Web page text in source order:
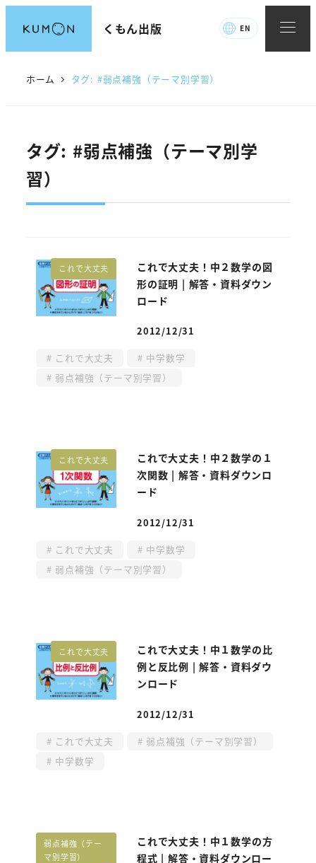
ン
くもん出版 EN
ホーム タグ: #弱点補強（テーマ別学習）
タグ: #弱点補強（テーマ別学
習）
これで大丈夫
これで大丈夫！中２数学の図
形の証明 | 解答・資料ダウン
ロード
投稿日
2012/12/31
これで大丈夫
中学数学
弱点補強（テーマ別学習）
これで大丈夫
これで大丈夫！中２数学の１
次関数 | 解答・資料ダウンロ
ード
投稿日
2012/12/31
これで大丈夫
中学数学
弱点補強（テーマ別学習）
これで大丈夫
これで大丈夫！中１数学の比
例と反比例 | 解答・資料ダウ
ンロード
投稿日
2012/12/31
これで大丈夫
弱点補強（テーマ別学習）
中学数学
弱点補強（テー
マ別学習）
これで大丈夫！中１数学の方
程式 | 解答・資料ダウンロー